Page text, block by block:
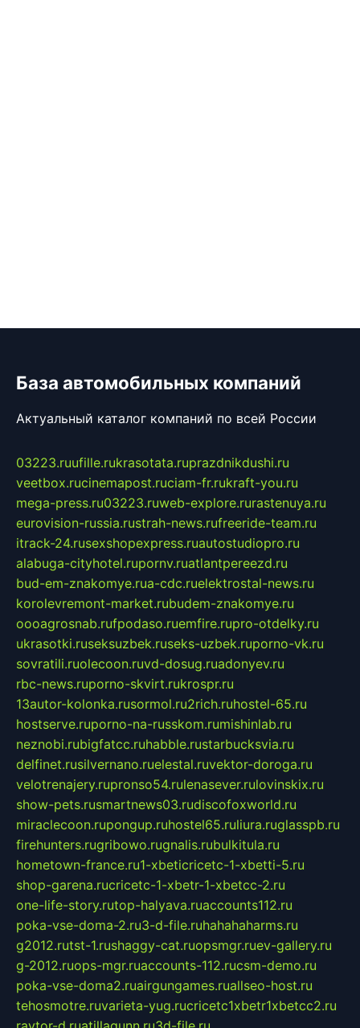
База автомобильных компаний
Актуальный каталог компаний по всей России
03223.ruufille.rukrasotata.ruprazdnikdushi.ru
veetbox.rucinemapost.ruciam-fr.rukraft-you.ru
mega-press.ru03223.ruweb-explore.rurastenuya.ru
eurovision-russia.rustrah-news.rufreeride-team.ru
itrack-24.rusexshopexpress.ruautostudiopro.ru
alabuga-cityhotel.rupornv.ruatlantpereezd.ru
bud-em-znakomye.rua-cdc.ruelektrostal-news.ru
korolevremont-market.rubudem-znakomye.ru
oooagrosnab.rufpodaso.ruemfire.rupro-otdelky.ru
ukrasotki.ruseksuzbek.ruseks-uzbek.ruporno-vk.ru
sovratili.ruolecoon.ruvd-dosug.ruadonyev.ru
rbc-news.ruporno-skvirt.rukrospr.ru
13autor-kolonka.rusormol.ru2rich.ruhostel-65.ru
hostserve.ruporno-na-russkom.rumishinlab.ru
neznobi.rubigfatcc.ruhabble.rustarbucksvia.ru
delfinet.rusilvernano.ruelestal.ruvektor-doroga.ru
velotrenajery.rupronso54.rulenasever.rulovinskix.ru
show-pets.rusmartnews03.rudiscofoxworld.ru
miraclecoon.rupongup.ruhostel65.ruliura.ruglasspb.ru
firehunters.rugribowo.rugnalis.rubulkitula.ru
hometown-france.ru1-xbeticricetc-1-xbetti-5.ru
shop-garena.rucricetc-1-xbetr-1-xbetcc-2.ru
one-life-story.rutop-halyava.ruaccounts112.ru
poka-vse-doma-2.ru3-d-file.ruhahahaharms.ru
g2012.rutst-1.rushaggy-cat.ruopsmgr.ruev-gallery.ru
g-2012.ruops-mgr.ruaccounts-112.rucsm-demo.ru
poka-vse-doma2.ruairgungames.ruallseo-host.ru
tehosmotre.ruvarieta-yug.rucricetc1xbetr1xbetcc2.ru